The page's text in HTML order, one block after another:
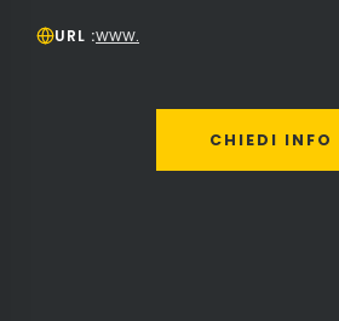
URL :www.
CHIEDI INFO